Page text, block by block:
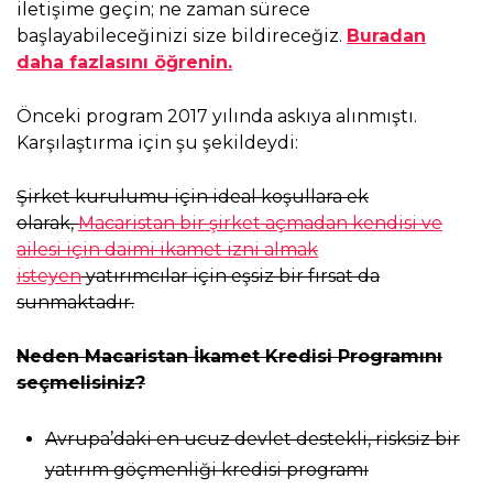
iletişime geçin; ne zaman sürece
başlayabileceğinizi size bildireceğiz. Buradan
daha fazlasını öğrenin.
Önceki program 2017 yılında askıya alınmıştı.
Karşılaştırma için şu şekildeydi:
Şirket kurulumu için ideal koşullara ek
olarak,Macaristan bir şirket açmadan kendisi ve
ailesi için daimi ikamet izni almak
isteyenyatırımcılar için eşsiz bir fırsat da
sunmaktadır.
Neden Macaristan İkamet Kredisi Programını
seçmelisiniz?
Avrupa’daki en ucuz devlet destekli, risksiz bir
yatırım göçmenliği kredisi programı